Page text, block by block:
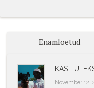
Enamloetud
KAS
November 12,